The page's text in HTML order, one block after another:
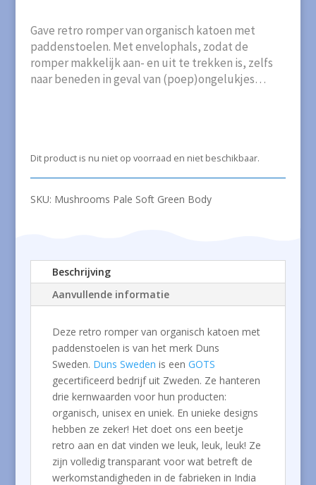
Gave retro romper van organisch katoen met
paddenstoelen. Met envelophals, zodat de
romper makkelijk aan- en uit te trekken is, zelfs
naar beneden in geval van (poep)ongelukjes…
Dit product is nu niet op voorraad en niet beschikbaar.
SKU: Mushrooms Pale Soft Green Body
Beschrijving
Aanvullende informatie
Deze retro romper van organisch katoen met
paddenstoelen is van het merk Duns
Sweden. Duns Sweden is een GOTS
gecertificeerd bedrijf uit Zweden. Ze hanteren
drie kernwaarden voor hun producten:
organisch, unisex en uniek. En unieke designs
hebben ze zeker! Het doet ons een beetje
retro aan en dat vinden we leuk, leuk, leuk! Ze
zijn volledig transparant voor wat betreft de
werkomstandigheden in de fabrieken in India